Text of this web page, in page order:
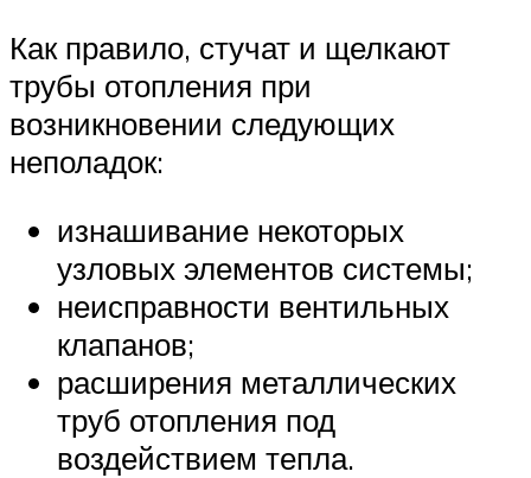
Как правило, стучат и щелкают
трубы отопления при
возникновении следующих
неполадок:
изнашивание некоторых
узловых элементов системы;
неисправности вентильных
клапанов;
расширения металлических
труб отопления под
воздействием тепла.